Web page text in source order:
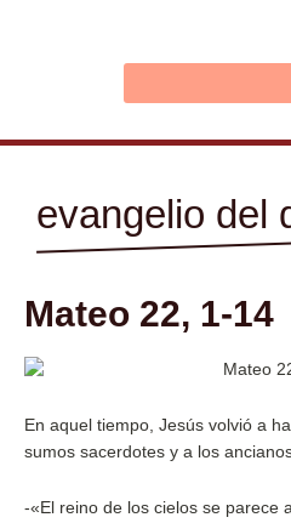
evangelio del
Mateo 22, 1-14
En aquel tiempo, Jesús volvió a
sumos sacerdotes y a los
-«El reino de los cielos se parece